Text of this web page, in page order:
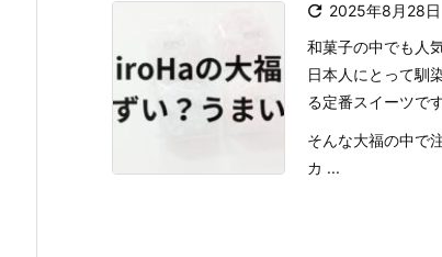
 2025年8月28日
和菓子の中でも人
日本人にとって馴
る定番スイーツです
そんな大福の中で
カ ...